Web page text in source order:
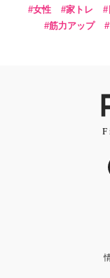
女性
家トレ
筋力アップ